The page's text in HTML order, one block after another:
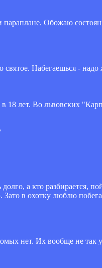
Обожаю
Набегаешься -
18 лет. Во львовских
а кто разбирается,
в охотку люблю
нет. Их вообще не так